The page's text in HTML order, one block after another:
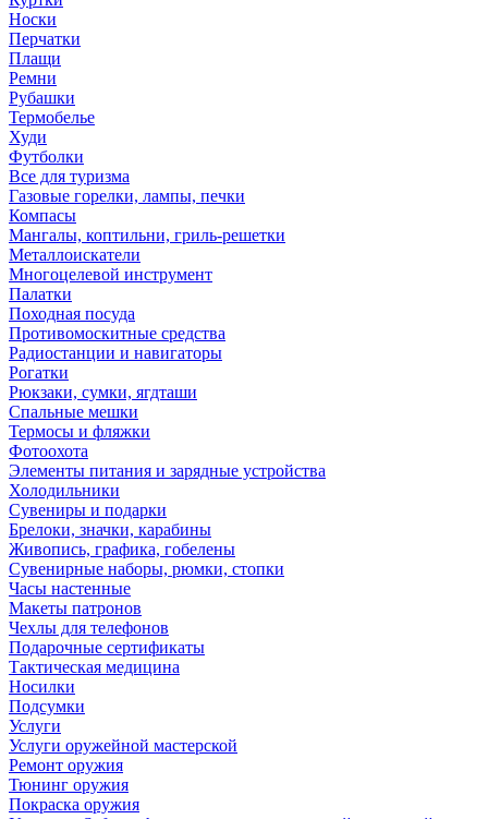
Носки
Перчатки
Плащи
Ремни
Рубашки
Термобелье
Худи
Футболки
Все для туризма
Газовые горелки, лампы, печки
Компасы
Мангалы, коптильни, гриль-решетки
Металлоискатели
Многоцелевой инструмент
Палатки
Походная посуда
Противомоскитные средства
Радиостанции и навигаторы
Рогатки
Рюкзаки, сумки, ягдташи
Спальные мешки
Термосы и фляжки
Фотоохота
Элементы питания и зарядные устройства
Холодильники
Сувениры и подарки
Брелоки, значки, карабины
Живопись, графика, гобелены
Сувенирные наборы, рюмки, стопки
Часы настенные
Макеты патронов
Чехлы для телефонов
Подарочные сертификаты
Тактическая медицина
Носилки
Подсумки
Услуги
Услуги оружейной мастерской
Ремонт оружия
Тюнинг оружия
Покраска оружия